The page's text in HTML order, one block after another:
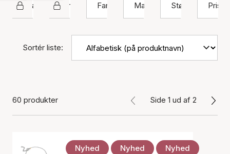
Enamel Copenhagen
Armbånd
Farve
Materiale Størrelse Pris
Sortér liste:
60 produkter Side 1 ud af 2
Nyhed Nyhed Nyhed